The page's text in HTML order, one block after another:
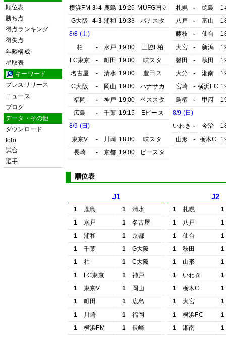
順位表
勝ち点
得点ランキング
得失点
年齢構成
星取表
キーワード
プレスリリース
ニュース
ブログ
データ・その他
ダウンロード
toto
試合
選手
横浜FM 3-4 鹿島 19:26 MUFG国立
G大阪
4-3 浦和 19:33
パナスタ
8/8 (土)
柏
- 水戸 19:00
三協F柏
FC東京
- 町田 19:00
味スタ
名古屋
- 清水 19:00
豊田ス
C大阪
- 岡山 19:00
ハナサカ
福岡
- 神戸 19:00
ベススタ
広島
- 千葉 19:15
Eピース
8/9 (日)
東京V
- 川崎 18:00
味スタ
長崎
- 京都 19:00 ピースタ
札幌
- 徳島
八戸
- 富山
藤枝
- 仙台
大宮
- 新潟
磐田
- 秋田
大分
- 湘南
宮崎
- 横浜FC
鳥栖
- 甲府
8/9 (日)
いわき - 今治
山形
- 栃木C
順位表
J1
1 鹿島 1
清水
1
水戸 1
名古屋
1
浦和 1
京都
1
千葉 1
G大阪
1
柏 1
C大阪
1
FC東京 1
神戸
1
東京V 1
岡山
1
町田 1
広島
1
川崎 1
福岡
1
横浜FM 1 長崎
J2
1 札幌
1
1
八戸
1
1
仙台
1
1
秋田
1
1
山形
1
1
いわき
1
1
栃木C
1
1
大宮
1
1
横浜FC
1
1
湘南 1